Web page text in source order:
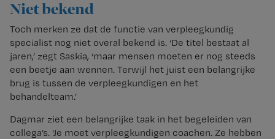
Niet bekend
Toch merken ze dat de functie van verpleegkundig
specialist nog niet overal bekend is. ‘De titel bestaat al
jaren,’ zegt Saskia, ‘maar mensen moeten er nog steeds
een beetje aan wennen. Terwijl het juist een belangrijke
brug is tussen de verpleegkundigen en het
behandelteam.’
Dagmar ziet een belangrijke taak in het begeleiden van
collega’s. ‘Je moet verpleegkundigen coachen. Ze hebben